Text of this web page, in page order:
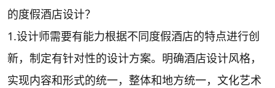
的度假酒店设计？
1.设计师需要有能力根据不同度假酒店的特点进行创
新，制定有针对性的设计方案。明确酒店设计风格，
实现内容和形式的统一，整体和地方统一，文化艺术